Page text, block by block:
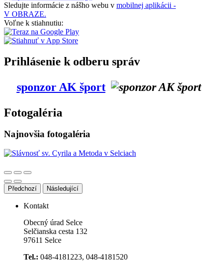
Sledujte informácie z nášho webu v mobilnej aplikácii -
V OBRAZE.
Voľne k stiahnutiu:
Prihlásenie k odberu správ
sponzor AK šport
Fotogaléria
Najnovšia fotogaléria
Předchozí Následující
Kontakt
Obecný úrad Selce
Selčianska cesta 132
97611 Selce
Tel.: 048-4181223, 048-4181520